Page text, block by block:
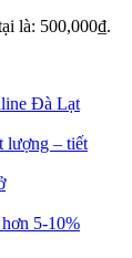
là: 500,000₫.
Đà Lạt
lượng – tiết
5-10%